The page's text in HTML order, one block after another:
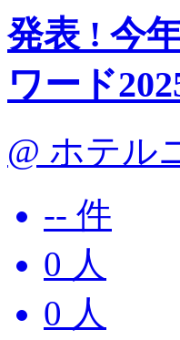
発表 ! 今
ワード
@ ホテル
-- 件
0 人
0 人